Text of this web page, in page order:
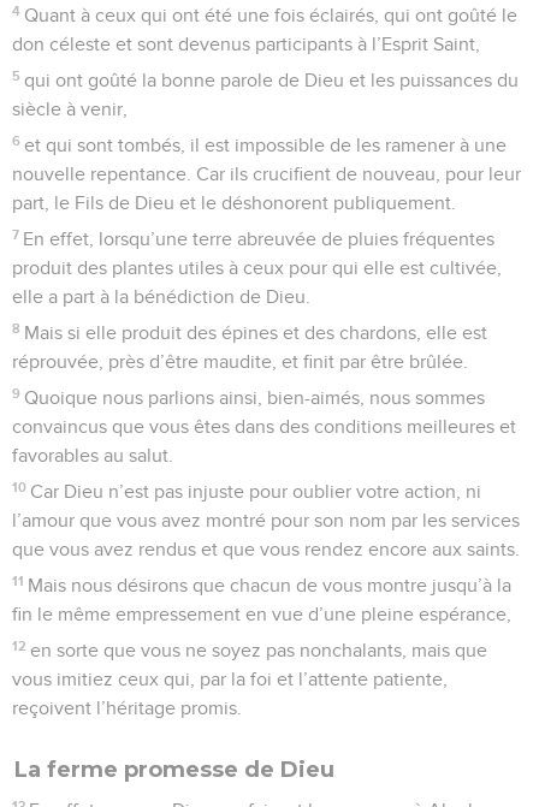
4 Quant à ceux qui ont été une fois éclairés, qui ont goûté le
don céleste et sont devenus participants à l’Esprit Saint,
5 qui ont goûté la bonne parole de Dieu et les puissances du
siècle à venir,
6 et qui sont tombés, il est impossible de les ramener à une
nouvelle repentance. Car ils crucifient de nouveau, pour leur
part, le Fils de Dieu et le déshonorent publiquement.
7 En effet, lorsqu’une terre abreuvée de pluies fréquentes
produit des plantes utiles à ceux pour qui elle est cultivée,
elle a part à la bénédiction de Dieu.
8 Mais si elle produit des épines et des chardons, elle est
réprouvée, près d’être maudite, et finit par être brûlée.
9 Quoique nous parlions ainsi, bien-aimés, nous sommes
convaincus que vous êtes dans des conditions meilleures et
favorables au salut.
10 Car Dieu n’est pas injuste pour oublier votre action, ni
l’amour que vous avez montré pour son nom par les services
que vous avez rendus et que vous rendez encore aux saints.
11 Mais nous désirons que chacun de vous montre jusqu’à la
fin le même empressement en vue d’une pleine espérance,
12 en sorte que vous ne soyez pas nonchalants, mais que
vous imitiez ceux qui, par la foi et l’attente patiente,
reçoivent l’héritage promis.
La ferme promesse de Dieu